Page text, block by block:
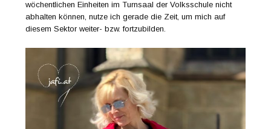
wöchentlichen Einheiten im Turnsaal der Volksschule nicht
abhalten können, nutze ich gerade die Zeit, um mich auf
diesem Sektor weiter- bzw. fortzubilden.